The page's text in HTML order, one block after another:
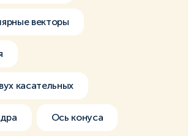
векторы
касательных
Ось конуса